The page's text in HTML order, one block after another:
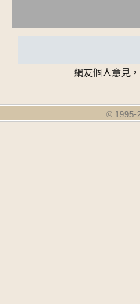
網友個人意見
© 1995-